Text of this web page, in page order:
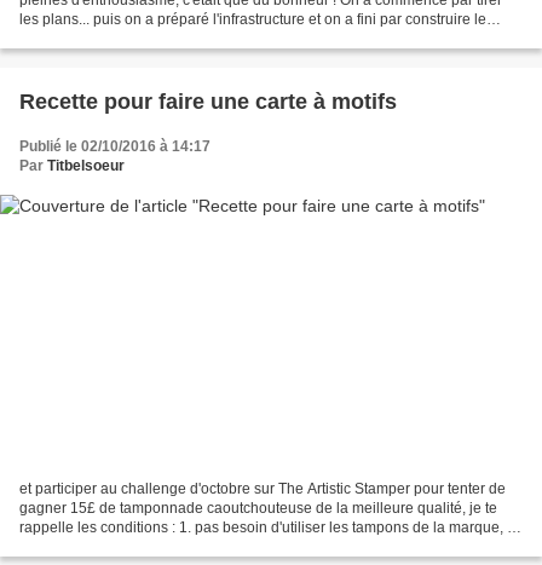
les plans... puis on a préparé l'infrastructure et on a fini par construire le
Recette pour faire une carte à motifs
Publié le 02/10/2016 à 14:17
Par Titbelsoeur
et participer au challenge d'octobre sur The Artistic Stamper pour tenter de
gagner 15£ de tamponnade caoutchouteuse de la meilleure qualité, je te
rappelle les conditions : 1. pas besoin d'utiliser les tampons de la marque, et